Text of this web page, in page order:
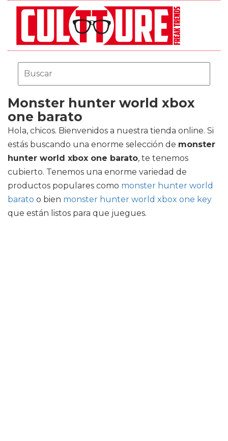
Monster hunter world xbox
one barato
Hola, chicos. Bienvenidos a nuestra tienda online. Si
estás buscando una enorme selección de monster
hunter world xbox one barato, te tenemos
cubierto. Tenemos una enorme variedad de
productos populares como monster hunter world
barato o bien monster hunter world xbox one key
que están listos para que juegues.